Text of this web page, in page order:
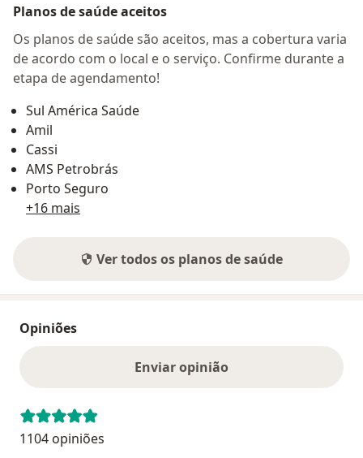
Planos de saúde aceitos
Os planos de saúde são aceitos, mas a cobertura varia
de acordo com o local e o serviço. Confirme durante a
etapa de agendamento!
Sul América Saúde
Amil
Cassi
AMS Petrobrás
Porto Seguro
+16 mais
Ver todos os planos de saúde
Opiniões
Enviar opinião
1104 opiniões